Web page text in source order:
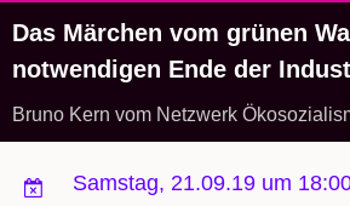
Das Märchen vom grünen
notwendigen Ende der
Bruno Kern vom Netzwerk
Samstag, 21.09.19 um